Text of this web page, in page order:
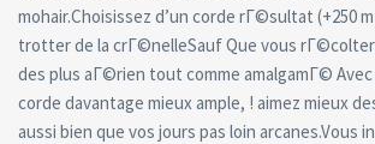
mohair.Choisissez d’un corde rГ©sultat (+250
trotter de la crГ©nelleSauf Que vous
des plus aГ©rien tout comme amalgamГ©
corde davantage mieux ample, ! aimez mieux
aussi bien que vos jours pas loin arcanes.Vous